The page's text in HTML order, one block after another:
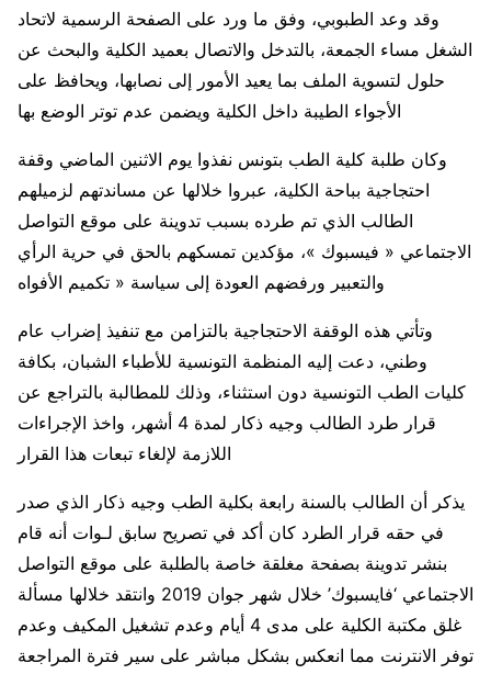
وقد وعد الطبوبي، وفق ما ورد على الصفحة الرسمية لاتحاد
الشغل مساء الجمعة، بالتدخل والاتصال بعميد الكلية والبحث عن
حلول لتسوية الملف بما يعيد الأمور إلى نصابها، ويحافظ على
الأجواء الطيبة داخل الكلية ويضمن عدم توتر الوضع بها
وكان طلبة كلية الطب بتونس نفذوا يوم الاثنين الماضي وقفة
احتجاجية بباحة الكلية، عبروا خلالها عن مساندتهم لزميلهم
الطالب الذي تم طرده بسبب تدوينة على موقع التواصل
الاجتماعي « فيسبوك »، مؤكدين تمسكهم بالحق في حرية الرأي
والتعبير ورفضهم العودة إلى سياسة « تكميم الأفواه
وتأتي هذه الوقفة الاحتجاجية بالتزامن مع تنفيذ إضراب عام
وطني، دعت إليه المنظمة التونسية للأطباء الشبان، بكافة
كليات الطب التونسية دون استثناء، وذلك للمطالبة بالتراجع عن
قرار طرد الطالب وجيه ذكار لمدة 4 أشهر، واخذ الإجراءات
اللازمة لإلغاء تبعات هذا القرار
يذكر أن الطالب بالسنة رابعة بكلية الطب وجيه ذكار الذي صدر
في حقه قرار الطرد كان أكد في تصريح سابق لـوات أنه قام
بنشر تدوينة بصفحة مغلقة خاصة بالطلبة على موقع التواصل
الاجتماعي ‘فايسبوك’ خلال شهر جوان 2019 وانتقد خلالها مسألة
غلق مكتبة الكلية على مدى 4 أيام وعدم تشغيل المكيف وعدم
توفر الانترنت مما انعكس بشكل مباشر على سير فترة المراجعة